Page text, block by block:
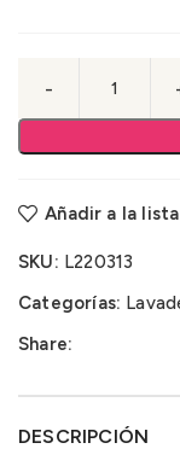
Añadir a la
SKU: L220313
Categorías:
Share:
DESCRIPCIÓN